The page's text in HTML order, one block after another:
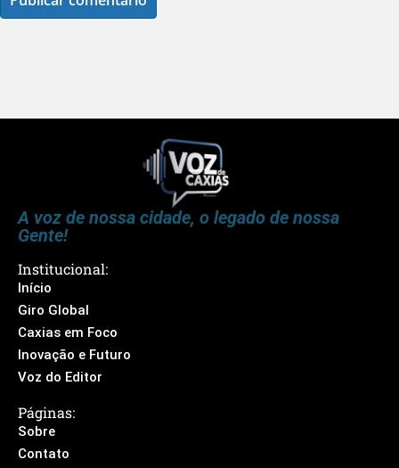
A voz de nossa cidade, o legado de nossa
Gente!
Institucional:
Início
Giro Global
Caxias em Foco
Inovação e Futuro
Voz do Editor
Páginas:
Sobre
Contato